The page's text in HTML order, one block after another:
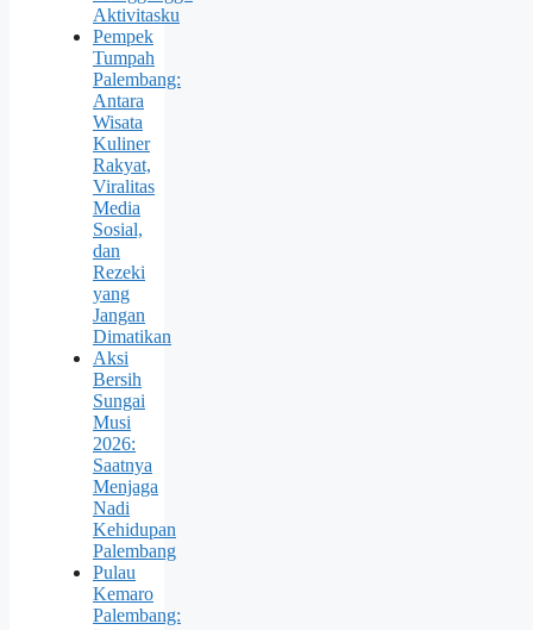
Aktivitasku
Pempek
Tumpah
Palembang:
Antara
Wisata
Kuliner
Rakyat,
Viralitas
Media
Sosial,
dan
Rezeki
yang
Jangan
Dimatikan
Aksi
Bersih
Sungai
Musi
2026:
Saatnya
Menjaga
Nadi
Kehidupan
Palembang
Pulau
Kemaro
Palembang: